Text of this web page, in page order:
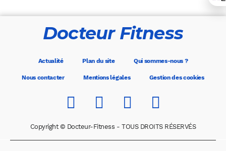
Docteur Fitness
Actualité Plan du site Qui sommes-nous ?
Nous contacter Mentions légales Gestion des cookies
Copyright © Docteur-Fitness - TOUS DROITS RÉSERVÉS